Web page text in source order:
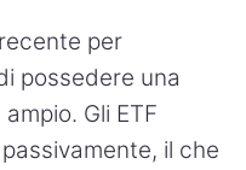
per
possedere una
Gli ETF
il che